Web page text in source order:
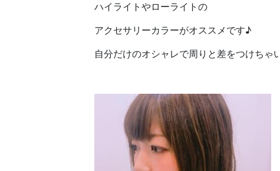
ハイライトやローライトの
アクセサリーカラーがオススメです♪
自分だけのオシャレで周りと差をつけちゃ